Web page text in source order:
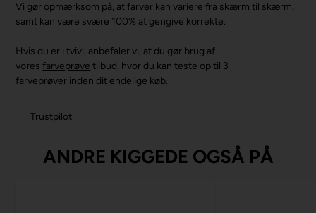
Vi gør opmærksom på, at farver kan variere fra skærm til skærm,
samt kan være svære 100% at gengive korrekte.
Hvis du er i tvivl, anbefaler vi, at du gør brug af
voresfarveprøve tilbud, hvor du kan teste op til 3
farveprøver inden dit endelige køb.
Trustpilot
ANDRE KIGGEDE OGSÅ PÅ